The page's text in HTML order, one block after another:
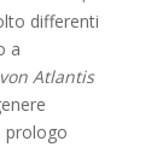
differenti
a
Atlantis
prologo